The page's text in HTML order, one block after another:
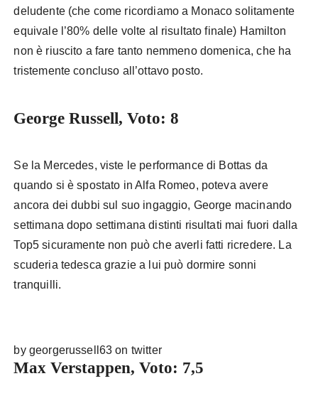
deludente (che come ricordiamo a Monaco solitamente
equivale l’80% delle volte al risultato finale) Hamilton
non è riuscito a fare tanto nemmeno domenica, che ha
tristemente concluso all’ottavo posto.
George Russell, Voto: 8
Se la Mercedes, viste le performance di Bottas da
quando si è spostato in Alfa Romeo, poteva avere
ancora dei dubbi sul suo ingaggio, George macinando
settimana dopo settimana distinti risultati mai fuori dalla
Top5 sicuramente non può che averli fatti ricredere. La
scuderia tedesca grazie a lui può dormire sonni
tranquilli.
by georgerussell63 on twitter
Max Verstappen, Voto: 7,5